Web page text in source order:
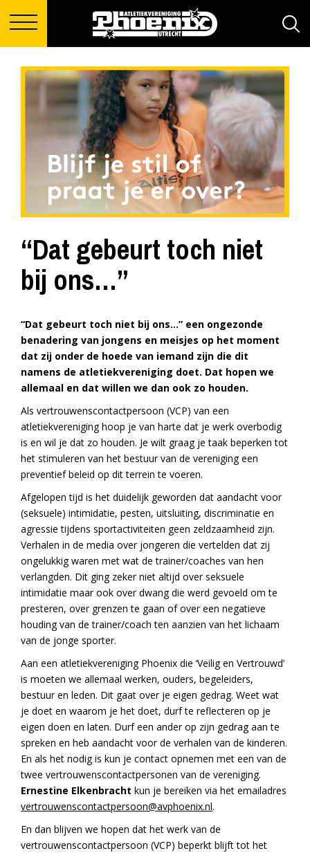
“Dat gebeurt toch niet
bij ons…”
“Dat gebeurt toch niet bij ons…” een ongezonde
benadering van jongens en meisjes op het moment
dat zij onder de hoede van iemand zijn die dit
namens de atletiekvereniging doet. Dat hopen we
allemaal en dat willen we dan ook zo houden.
Als vertrouwenscontactpersoon (VCP) van een
atletiekvereniging hoop je van harte dat je werk overbodig
is en wil je dat zo houden. Je wilt graag je taak beperken tot
het stimuleren van het bestuur van de vereniging een
preventief beleid op dit terrein te voeren.
Afgelopen tijd is het duidelijk geworden dat aandacht voor
(seksuele) intimidatie, pesten, uitsluiting, discriminatie en
agressie tijdens sportactiviteiten geen zeldzaamheid zijn.
Verhalen in de media over jongeren die vertelden dat zij
ongelukkig waren met wat de trainer/coaches van hen
verlangden. Dit ging zeker niet altijd over seksuele
intimidatie maar ook over dwang die werd gevoeld om te
presteren, over grenzen te gaan of over een negatieve
houding van de trainer/coach ten aanzien van het lichaam
van de jonge sporter.
Aan een atletiekvereniging Phoenix die ‘Veilig en Vertrouwd’
is moeten we allemaal werken, ouders, begeleiders,
bestuur en leden. Dit gaat over je eigen gedrag. Weet wat
je doet en waarom je het doet, durf te reflecteren op je
eigen doen en laten. Durf een ander op zijn gedrag aan te
spreken en heb aandacht voor de verhalen van de kinderen.
En als het nodig is kun je contact opnemen met een van de
twee vertrouwenscontactpersonen van de vereniging.
Ernestine Elkenbracht kun je bereiken via het emailadres
vertrouwenscontactpersoon@avphoenix.nl.
En dan blijven we hopen dat het werk van de
vertrouwenscontactpersoon (VCP) beperkt blijft tot het